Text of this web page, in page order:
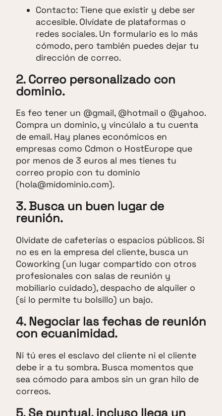
Contacto: Tiene que existir y debe ser
accesible. Olvídate de plataformas o
redes sociales. Un formulario es lo más
cómodo, pero también puedes dejar tu
dirección de correo.
2. Correo personalizado con
dominio.
Es feo tener un @gmail, @hotmail o @yahoo.
Compra un dominio, y vincúlalo a tu cuenta
de email. Hay planes económicos en
empresas como Cdmon o HostEurope que
por menos de 3 euros al mes tienes tu
correo propio con tu dominio
(hola@midominio.com).
3. Busca un buen lugar de
reunión.
Olvidate de cafeterías o espacios públicos. Si
no es en la empresa del cliente, busca un
Coworking (un lugar compartido con otros
profesionales con salas de reunión y
mobiliario cuidado), despacho de alquiler o
(si lo permite tu bolsillo) un bajo.
4. Negociar las fechas de reunión
con ecuanimidad.
Ni tú eres el esclavo del cliente ni el cliente
debe ir a tu sombra. Busca momentos que
sea cómodo para ambos sin un gran hilo de
correos.
5. Se puntual, incluso llega un